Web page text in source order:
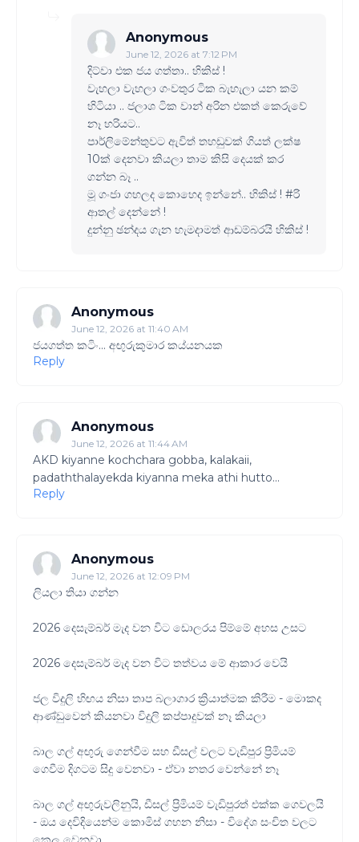
Anonymous
June 12, 2026 at 7:12 PM
දිට්වා එක ජය ගත්තා.. හිකිස් !
වැහලා වැහලා ගංවතුර ටික බැහැලා යන කම්
හිටියා .. ජලාශ ටික වාන් අරින එකත් කෙරුවේ
නෑ හරියට..
පාර්ලිමේන්තුවට ඇවිත් තහඩුවක් ගියත් ලක්ෂ
10ක් දෙනවා කියලා තාම කිසි දෙයක් කර
ගන්න බෑ ..
මූ ගංජා ගහලද කොහෙද ඉන්නේ.. හිකිස් ! #රි
ආතල් දෙන්නේ !
දුන්නු ඡන්දය ගැන හැමදාමත් ආඩම්බරයි හිකිස් !
Anonymous
June 12, 2026 at 11:40 AM
ජයගත්ත කටිං... අඟුරුකුමාර කය්යනයක
Reply
Anonymous
June 12, 2026 at 11:44 AM
AKD kiyanne kochchara gobba, kalakaii,
padaththalayekda kiyanna meka athi hutto...
Reply
Anonymous
June 12, 2026 at 12:09 PM
ලියලා තියා ගන්න
2026 දෙසැම්බර් මැද වන විට ඩොලරය පිම්මේ අහස උසට
2026 දෙසැම්බර් මැද වන විට තත්වය මේ ආකාර වෙයි
ජල විදුලි හිඟය නිසා තාප බලාගාර ක්‍රියාත්මක කිරීම - මොකද
ආණ්ඩුවෙන් කියනවා විදුලි කප්පාදුවක් නෑ කියලා
බාල ගල් අඟුරු ගෙන්වීම සහ ඩීසල් වලට වැඩිපුර ප්‍රිමියම්
ගෙවීම දිගටම සිදු වෙනවා - ඒවා නතර වෙන්නේ නෑ
බාල ගල් අඟුරුවලිනුයි, ඩීසල් ප්‍රිමියම් වැඩිපුරත් එක්ක ගෙවලයි
- ඔය දෙවිදියෙන්ම කොමිස් ගහන නිසා - විදේශ සංචිත වලට